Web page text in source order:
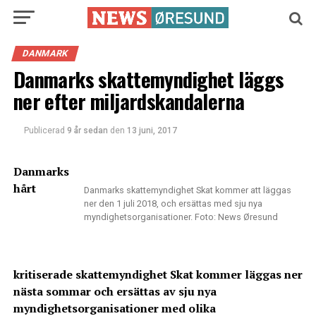
DANMARK
Danmarks skattemyndighet läggs
ner efter miljardskandalerna
Publicerad 9 år sedan den 13 juni, 2017
Danmarks skattemyndighet Skat kommer att läggas
ner den 1 juli 2018, och ersättas med sju nya
myndighetsorganisationer. Foto: News Øresund
Danmarks
hårt
kritiserade skattemyndighet Skat kommer läggas ner
nästa sommar och ersättas av sju nya
myndighetsorganisationer med olika